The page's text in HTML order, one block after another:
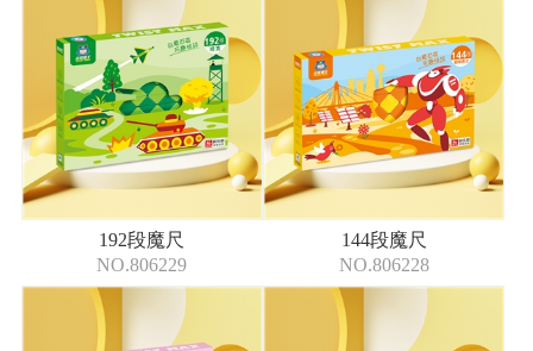
192段魔尺
NO.806229
144段魔尺
NO.806228